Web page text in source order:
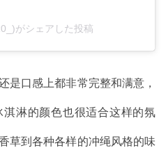
がシェアした投稿
是口感上都非常完整和满意，
淋的颜色也很适合这样的氛
草到各种各样的冲绳风格的味